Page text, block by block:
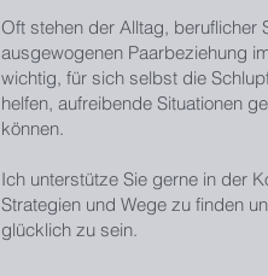
Oft stehen der Alltag, beruflicher
ausgewogenen Paarbeziehung
wichtig, für sich selbst die
helfen, aufreibende Situationen
können.
Ich unterstütze Sie gerne in der
Strategien und Wege zu finden
glücklich zu sein.